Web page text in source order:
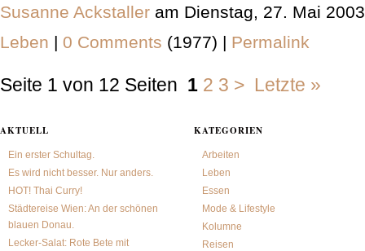
Susanne Ackstaller am Dienstag, 27. Mai
Leben | 0 Comments (1977) | Permalink
Seite 1 von 12 Seiten 1 2 3 > Letzte »
AKTUELL
Ein erster Schultag.
Es wird nicht besser. Nur anders.
HOT! Thai Curry!
Städtereise Wien: An der schönen
blauen Donau.
Lecker-Salat: Rote Bete mit
KATEGORIEN
Arbeiten
Leben
Essen
Mode & Lifestyle
Kolumne
Reisen